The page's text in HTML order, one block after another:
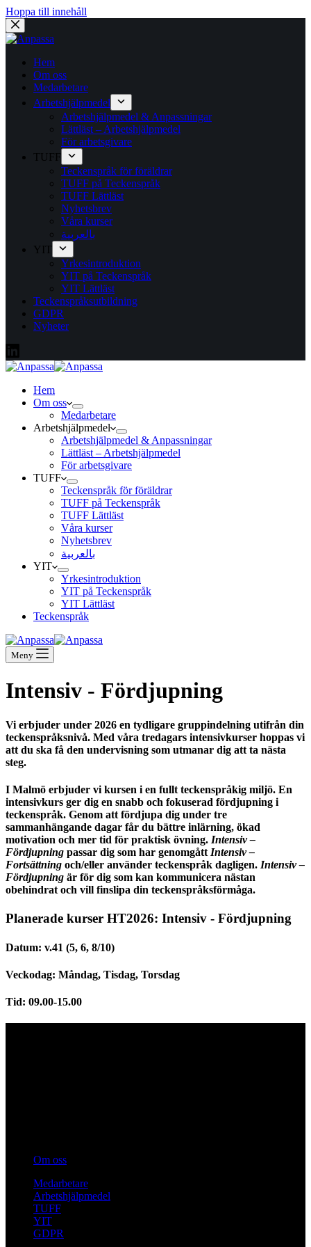
Hoppa till innehåll
Hem
Om oss
Medarbetare
Arbetshjälpmedel
Arbetshjälpmedel & Anpassningar
Lättläst – Arbetshjälpmedel
För arbetsgivare
TUFF
Teckenspråk för föräldrar
TUFF på Teckenspråk
TUFF Lättläst
Nyhetsbrev
Våra kurser
بالعربية
YIT
Yrkesintroduktion
YIT på Teckenspråk
YIT Lättläst
Teckenspråksutbildning
GDPR
Nyheter
Hem
Om oss
Medarbetare
Arbetshjälpmedel
Arbetshjälpmedel & Anpassningar
Lättläst – Arbetshjälpmedel
För arbetsgivare
TUFF
Teckenspråk för föräldrar
TUFF på Teckenspråk
TUFF Lättläst
Våra kurser
Nyhetsbrev
بالعربية
YIT
Yrkesintroduktion
YIT på Teckenspråk
YIT Lättläst
Teckenspråk
Meny
Intensiv - Fördjupning
Vi erbjuder under 2026 en tydligare gruppindelning utifrån din
teckenspråksnivå. Med våra tredagars intensivkurser hoppas vi
att du ska få den undervisning som utmanar dig att ta nästa
steg.
I Malmö erbjuder vi kursen i en fullt teckenspråkig miljö. En
intensivkurs ger dig en snabb och fokuserad fördjupning i
teckenspråk. Genom att fördjupa dig under tre
sammanhängande dagar får du bättre inlärning, ökad
motivation och mer tid för praktisk övning. Intensiv –
Fördjupning passar dig som har genomgått Intensiv –
Fortsättning och/eller använder teckenspråk dagligen. Intensiv –
Fördjupning är för dig som kan kommunicera nästan
obehindrat och vill finslipa din teckenspråksförmåga.
Planerade kurser HT2026: Intensiv - Fördjupning
Datum: v.41 (5, 6, 8/10)
Veckodag: Måndag, Tisdag, Torsdag
Tid: 09.00-15.00
Om oss
Medarbetare
Arbetshjälpmedel
TUFF
YIT
GDPR